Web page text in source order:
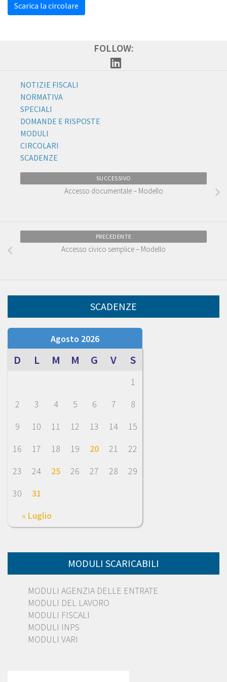
Scarica la circolare
FOLLOW:
NOTIZIE FISCALI
NORMATIVA
SPECIALI
DOMANDE E RISPOSTE
MODULI
CIRCOLARI
SCADENZE
SUCCESSIVO
Accesso documentale – Modello
PRECEDENTE
Accesso civico semplice – Modello
SCADENZE
Agosto 2026
D L M M G V S
« Luglio
1
2
3 4 5 6 7
8
9
10 11 12 13 14
15
16
17 18 19 20 21
22
23
24 25 26 27 28
29
30
31
MODULI SCARICABILI
MODULI AGENZIA DELLE ENTRATE
MODULI DEL LAVORO
MODULI FISCALI
MODULI INPS
MODULI VARI